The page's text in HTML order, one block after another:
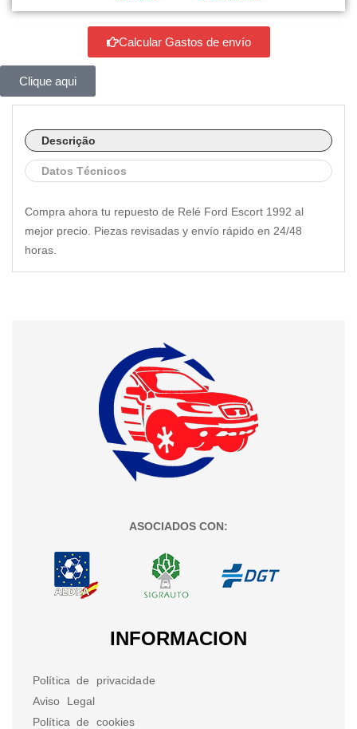
Calcular Gastos de envío
Clique aqui
Descrição
Datos Técnicos
Compra ahora tu repuesto de Relé Ford Escort 1992 al
mejor precio. Piezas revisadas y envío rápido en 24/48
horas.
ASOCIADOS CON:
INFORMACION
Política de privacidade
Aviso Legal
Política de cookies